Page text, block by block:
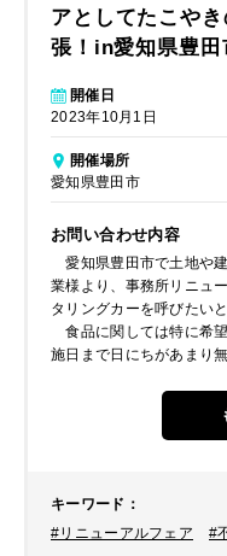
アとしてたこや
張！in愛知県豊田
開催日
2023年10月1日
開催場所
愛知県豊田市
お問い合わせ内容
愛知県豊田市で土地や
業様より、事務所リニュ
タリングカーを呼びたい
食品に関しては特に希
施日まで日にちがあまり
キーワード ：
#リニューアルフェア
#